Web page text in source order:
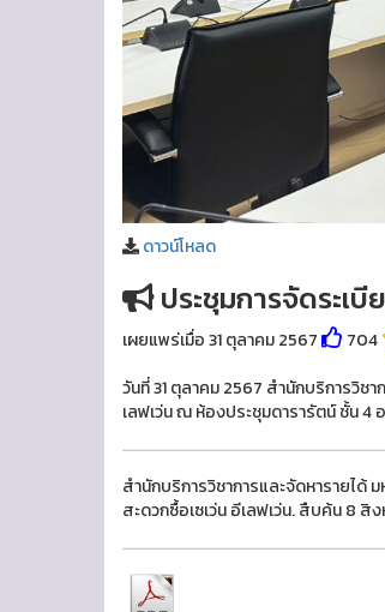
ดาวน์โหลด
ประชุมการจัดระเ
เผยแพร่เมื่อ 31 ตุลาคม 2567 704
วันที่ 31 ตุลาคม 2567 สำนักบริการวิช
เลฟเว่น ณ ห้องประชุมดารารัตน์ ชั้น 4
สำนักบริการวิชาการและจัดหารายได้
สะดวกซื้อเซเว่น อีเลฟเว่น. สืบค้น 8 สิ